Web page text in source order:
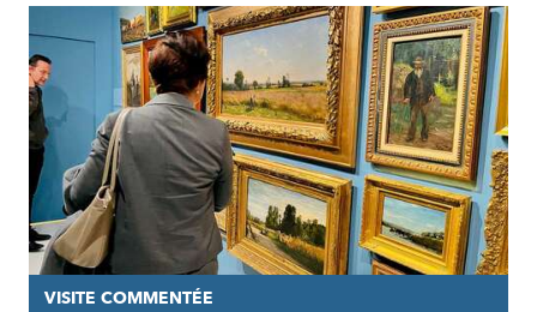
VISITE COMMENTÉE